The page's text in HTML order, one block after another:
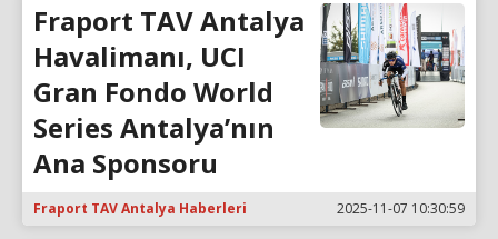
Fraport TAV Antalya
Havalimanı, UCI
Gran Fondo World
Series Antalya’nın
Ana Sponsoru
Fraport TAV Antalya Haberleri 2025-11-07 10:30:59